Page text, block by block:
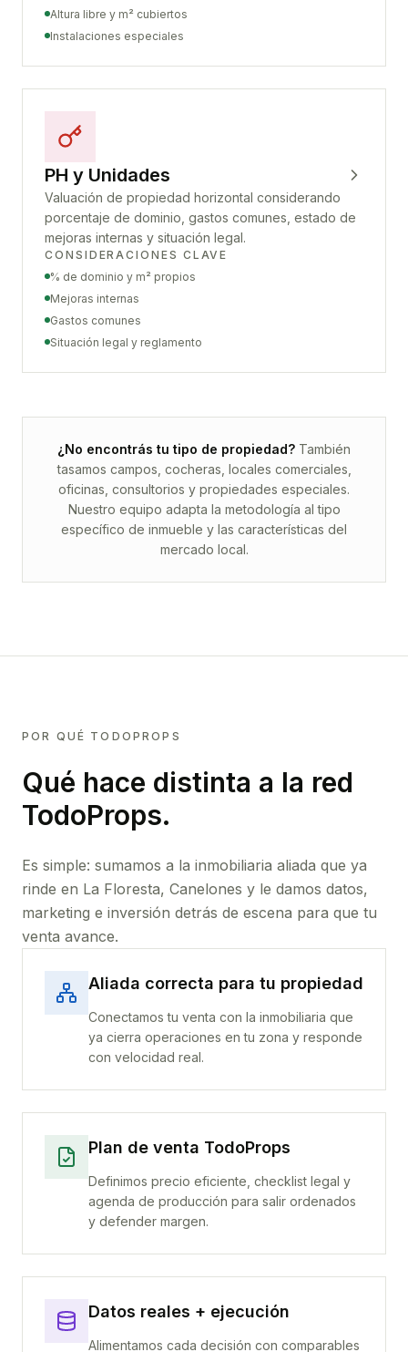
Altura libre y m² cubiertos
Instalaciones especiales
PH y Unidades
Valuación de propiedad horizontal considerando
porcentaje de dominio, gastos comunes, estado de
mejoras internas y situación legal.
CONSIDERACIONES CLAVE
% de dominio y m² propios
Mejoras internas
Gastos comunes
Situación legal y reglamento
¿No encontrás tu tipo de propiedad? También
tasamos campos, cocheras, locales comerciales,
oficinas, consultorios y propiedades especiales.
Nuestro equipo adapta la metodología al tipo
específico de inmueble y las características del
mercado local.
POR QUÉ TODOPROPS
Qué hace distinta a la red
TodoProps.
Es simple: sumamos a la inmobiliaria aliada que ya
rinde en La Floresta, Canelones y le damos datos,
marketing e inversión detrás de escena para que tu
venta avance.
Aliada correcta para tu propiedad
Conectamos tu venta con la inmobiliaria que
ya cierra operaciones en tu zona y responde
con velocidad real.
Plan de venta TodoProps
Definimos precio eficiente, checklist legal y
agenda de producción para salir ordenados
y defender margen.
Datos reales + ejecución
Alimentamos cada decisión con comparables